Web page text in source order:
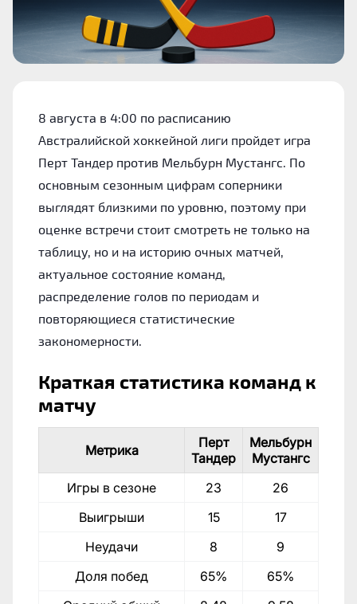
8 августа в 4:00 по расписанию
Австралийской хоккейной лиги пройдет игра
Перт Тандер против Мельбурн Мустангс. По
основным сезонным цифрам соперники
выглядят близкими по уровню, поэтому при
оценке встречи стоит смотреть не только на
таблицу, но и на историю очных матчей,
актуальное состояние команд,
распределение голов по периодам и
повторяющиеся статистические
закономерности.
Краткая статистика команд к
матчу
Метрика
Перт
Тандер
Мельбурн
Мустангс
Игры в сезоне
23
26
Выигрыши
15
17
Неудачи
8
9
Доля побед
65%
65%